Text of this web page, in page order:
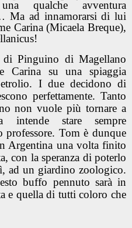
qualche avventura
Ma ad innamorarsi di lui
Carina (Micaela Breque),
di Pinguino di Magellano
Carina su una spiaggia
I due decidono di
perfettamente. Tanto
non vuole più tornare a
intende stare sempre
professore. Tom è dunque
Argentina una volta finito
con la speranza di poterlo
ad un giardino zoologico.
buffo pennuto sarà in
e quella di tutti coloro che